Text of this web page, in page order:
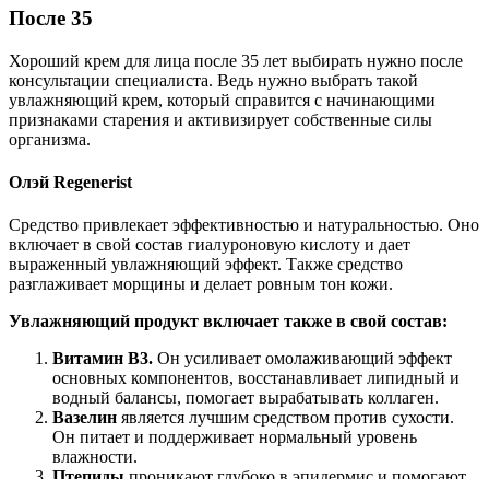
После 35
Хороший крем для лица после 35 лет выбирать нужно после
консультации специалиста. Ведь нужно выбрать такой
увлажняющий крем, который справится с начинающими
признаками старения и активизирует собственные силы
организма.
Олэй Regenerist
Средство привлекает эффективностью и натуральностью. Оно
включает в свой состав гиалуроновую кислоту и дает
выраженный увлажняющий эффект. Также средство
разглаживает морщины и делает ровным тон кожи.
Увлажняющий продукт включает также в свой состав:
Витамин В3. Он усиливает омолаживающий эффект
основных компонентов, восстанавливает липидный и
водный балансы, помогает вырабатывать коллаген.
Вазелин является лучшим средством против сухости.
Он питает и поддерживает нормальный уровень
влажности.